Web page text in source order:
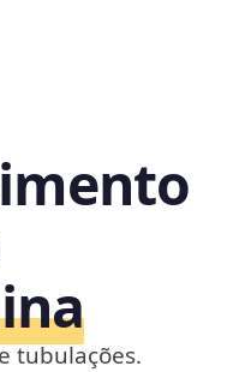
tubulações.